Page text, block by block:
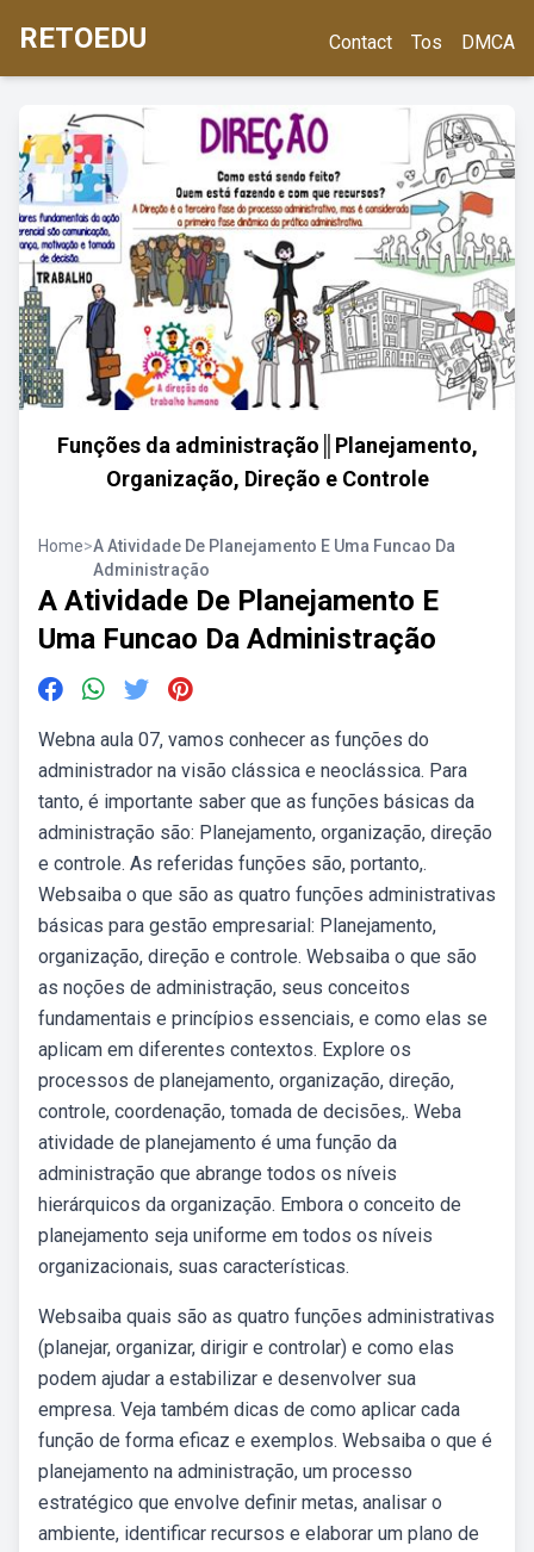
RETOEDU Contact Tos DMCA
Funções da administração║Planejamento,
Organização, Direção e Controle
Home>A Atividade De Planejamento E Uma Funcao Da
Administração
A Atividade De Planejamento E
Uma Funcao Da Administração
Webna aula 07, vamos conhecer as funções do
administrador na visão clássica e neoclássica. Para
tanto, é importante saber que as funções básicas da
administração são: Planejamento, organização, direção
e controle. As referidas funções são, portanto,.
Websaiba o que são as quatro funções administrativas
básicas para gestão empresarial: Planejamento,
organização, direção e controle. Websaiba o que são
as noções de administração, seus conceitos
fundamentais e princípios essenciais, e como elas se
aplicam em diferentes contextos. Explore os
processos de planejamento, organização, direção,
controle, coordenação, tomada de decisões,. Weba
atividade de planejamento é uma função da
administração que abrange todos os níveis
hierárquicos da organização. Embora o conceito de
planejamento seja uniforme em todos os níveis
organizacionais, suas características.
Websaiba quais são as quatro funções administrativas
(planejar, organizar, dirigir e controlar) e como elas
podem ajudar a estabilizar e desenvolver sua
empresa. Veja também dicas de como aplicar cada
função de forma eficaz e exemplos. Websaiba o que é
planejamento na administração, um processo
estratégico que envolve definir metas, analisar o
ambiente, identificar recursos e elaborar um plano de